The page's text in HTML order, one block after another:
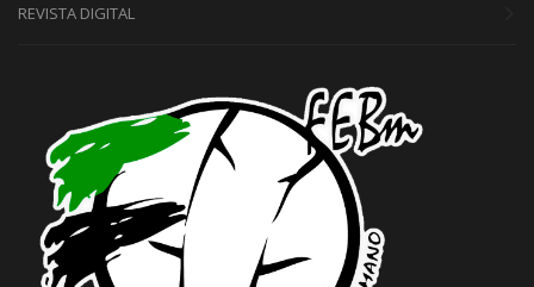
REVISTA DIGITAL